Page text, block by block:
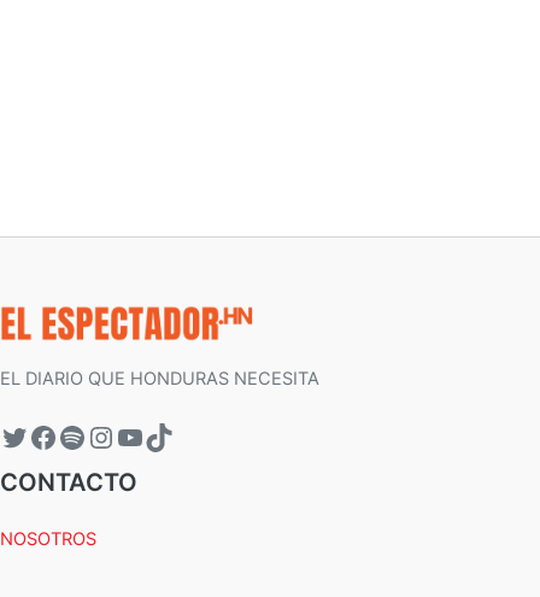
EL DIARIO QUE HONDURAS NECESITA
CONTACTO
NOSOTROS